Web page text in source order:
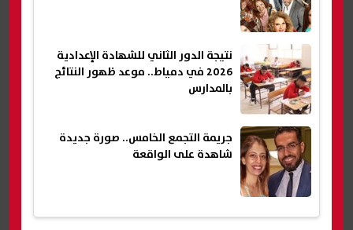
نتيجة الدور الثاني للشهادة الإعدادية
2026 في دمياط.. موعد ظهور النتائج
بالمدارس
جريمة التجمع الخامس.. صورة جديدة
شاهدة على الواقعة